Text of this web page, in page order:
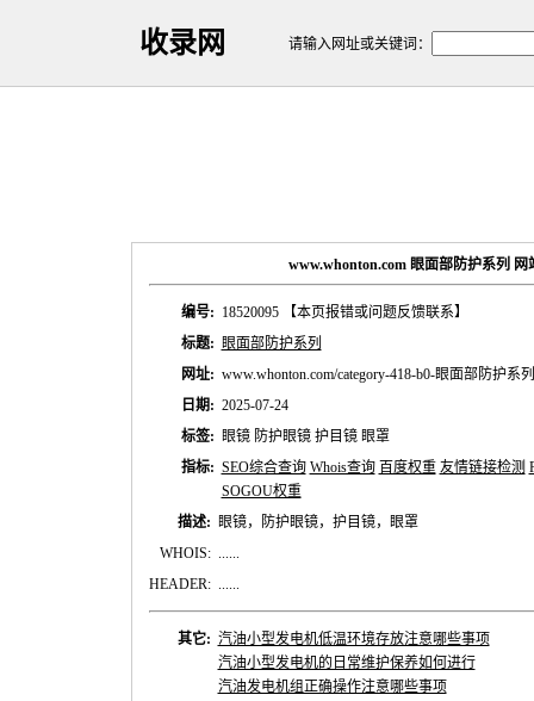
收录网 请输入网址或关键词：
www.whonton.com 眼面部防护系列 网
编号: 18520095
【本页报错或问题反馈联系】
标题: 眼面部防护系列
网址: www.whonton.com/category-418-b0-眼面部防护系
日期: 2025-07-24
标签: 眼镜 防护眼镜 护目镜 眼罩
指标: SEO综合查询 Whois查询 百度权重 友情链接检测
SOGOU权重
描述: 眼镜，防护眼镜，护目镜，眼罩
WHOIS: ......
HEADER: ......
其它: 汽油小型发电机低温环境存放注意哪些事项
汽油小型发电机的日常维护保养如何进行
汽油发电机组正确操作注意哪些事项